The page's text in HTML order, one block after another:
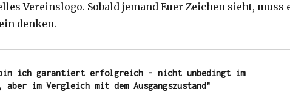
Vereinslogo. Sobald jemand Euer Zeichen sieht, muss
denken.
ich garantiert erfolgreich - nicht unbedingt im
im Vergleich mit dem Ausgangszustand"